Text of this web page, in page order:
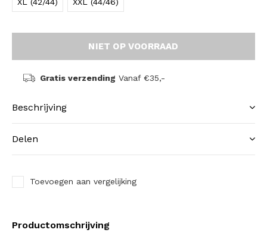
NIET OP VOORRAAD
Gratis verzending Vanaf €35,-
Beschrijving
Delen
Toevoegen aan vergelijking
Productomschrijving